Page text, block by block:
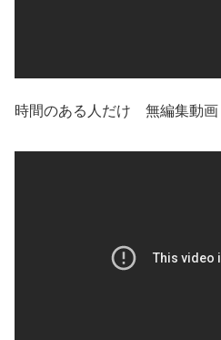
時間のある人だけ 無編集動画